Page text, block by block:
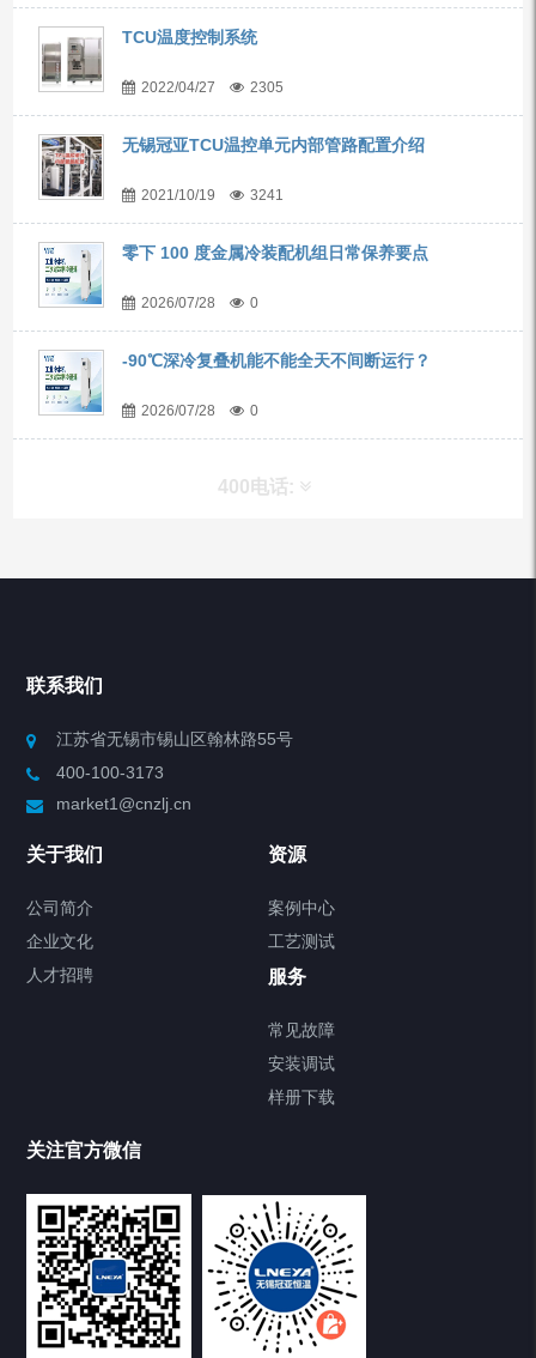
TCU温度控制系统
2022/04/27 2305
无锡冠亚TCU温控单元内部管路配置介绍
2021/10/19 3241
零下 100 度金属冷装配机组日常保养要点
2026/07/28 0
-90℃深冷复叠机能不能全天不间断运行？
2026/07/28 0
400电话:
产品分类
制冷加热动态控温系统
Chiller气体控温系统
Chamber试验箱
TCU温度控制单元
VOCs冷凝回收装置
联系我们
江苏省无锡市锡山区翰林路55号
400-100-3173
market1@cnzlj.cn
关于我们
公司简介
企业文化
人才招聘
资源
案例中心
工艺测试
服务
常见故障
安装调试
样册下载
关注官方微信